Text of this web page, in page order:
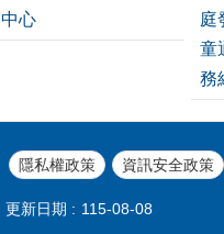
中心
庭
童
務
隱私權政策 資訊安全政策
更新日期
115-08-08